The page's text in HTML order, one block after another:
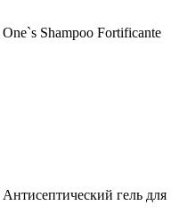
One`s Shampoo Fortificante
Антисептический гель для